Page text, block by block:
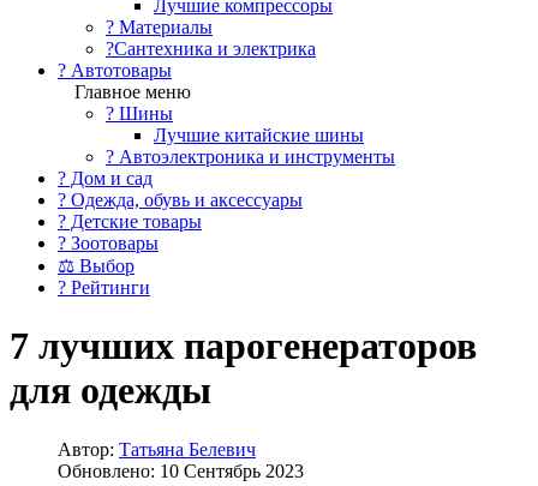
Лучшие компрессоры
? Материалы
?Сантехника и электрика
? Автотовары
Главное меню
? Шины
Лучшие китайские шины
? Автоэлектроника и инструменты
? Дом и сад
? Одежда, обувь и аксессуары
? Детские товары
? Зоотовары
⚖ Выбор
? Рейтинги
7 лучших парогенераторов
для одежды
Автор: Татьяна Белевич
Обновлено: 10 Сентябрь 2023